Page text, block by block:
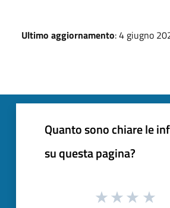
Ultimo aggiornamento: 4 giugno
Quanto sono chiare le
su questa pagina?